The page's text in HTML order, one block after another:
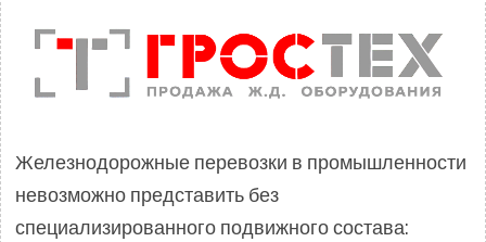
Железнодорожные перевозки в промышленности
невозможно представить без
специализированного подвижного состава: